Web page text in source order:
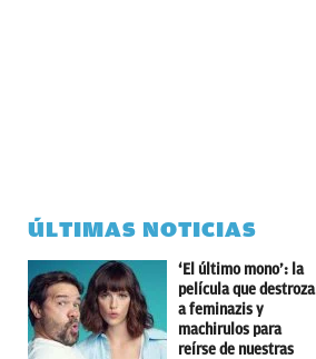
ÚLTIMAS NOTICIAS
‘El último mono’: la
película que destroza
a feminazis y
machirulos para
reírse de nuestras